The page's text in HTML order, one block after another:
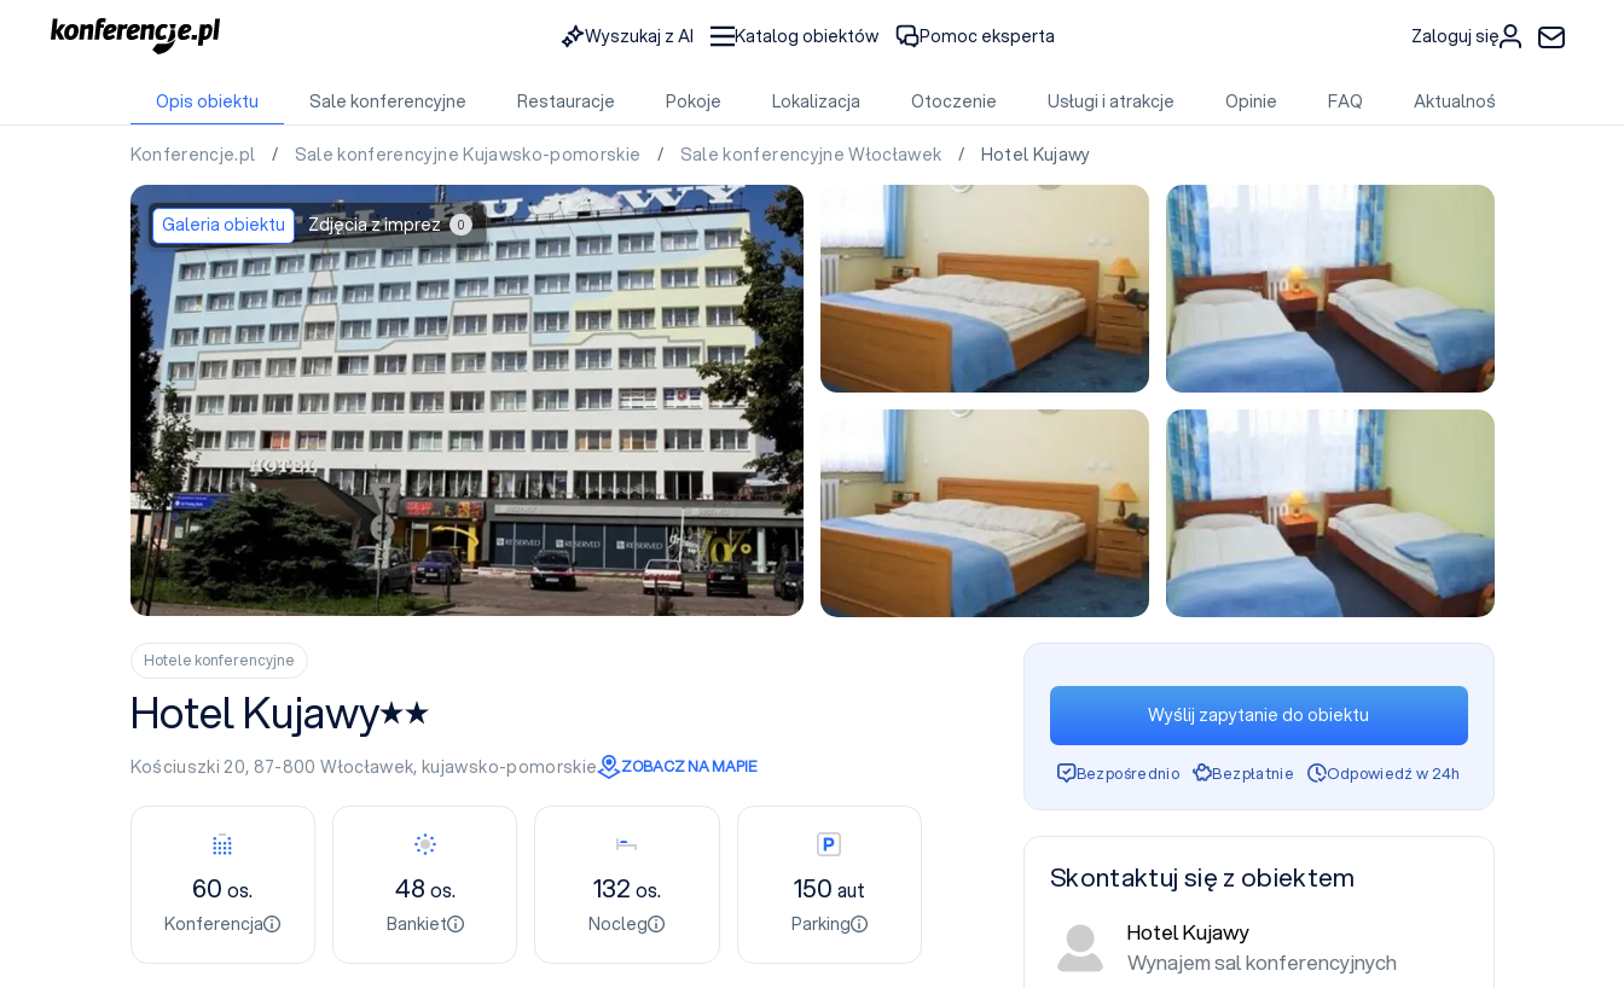
Wyszukaj z AI Katalog obiektów Pomoc eksperta Zaloguj się
Opis obiektu Sale konferencyjne Restauracje Pokoje Lokalizacja Otoczenie Usługi i atrakcje Opinie FAQ Aktualności
Konferencje.pl / Sale konferencyjne Kujawsko-pomorskie / Sale konferencyjne Włocławek / Hotel Kujawy
Galeria obiektu Zdjęcia z imprez 0
+2
Hotele konferencyjne
Hotel Kujawy
Kościuszki 20, 87-800Włocławek,kujawsko-pomorskie ZOBACZ NA MAPIE
Konferencja
60os.
Konferencja
Bankiet
48 os.
Bankiet
Nocleg
132os.
Nocleg
Parking
150aut
Parking
Wyślij zapytanie do obiektu
Bezpośrednio Bezpłatnie Odpowiedź w 24h
Skontaktuj się z obiektem
Hotel Kujawy
Wynajem sal konferencyjnych